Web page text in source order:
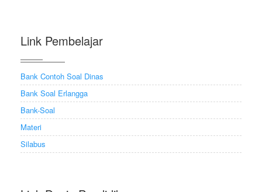
Link Pembelajar
Bank Contoh Soal Dinas
Bank Soal Erlangga
Bank-Soal
Materi
Silabus